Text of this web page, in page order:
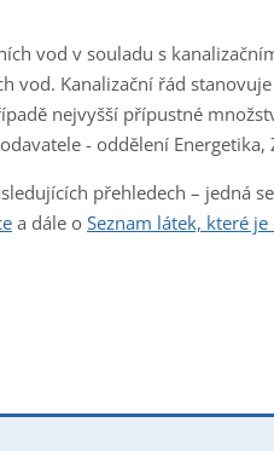
vod v souladu s
vod. Kanalizační řád
nejvyšší přípustné
- oddělení Energetika,
přehledech – jedná
a dále o Seznam látek, které